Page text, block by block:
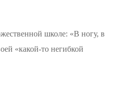
школе: «В ногу, в
«какой-то негибкой